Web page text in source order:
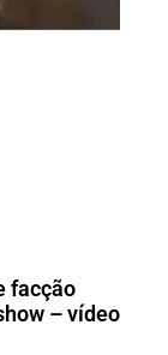
facção
– vídeo